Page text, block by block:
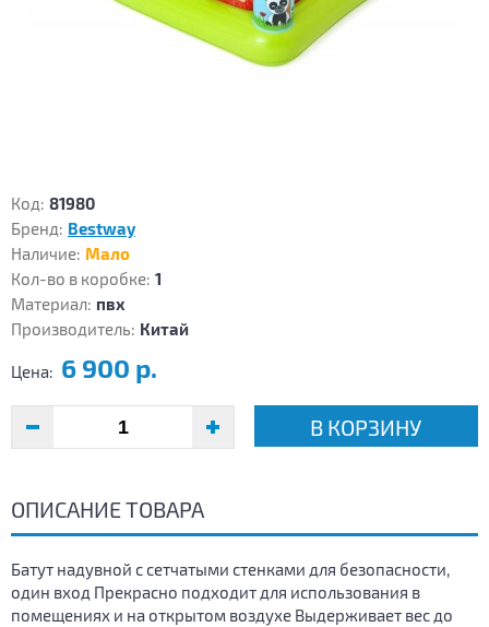
Код: 81980
Бренд: Bestway
Наличие: Мало
Кол-во в коробке: 1
Материал: пвх
Производитель: Китай
Цена: 6 900 р.
В КОРЗИНУ
ОПИСАНИЕ ТОВАРА
Батут надувной с сетчатыми стенками для безопасности,
один вход Прекрасно подходит для использования в
помещениях и на открытом воздухе Выдерживает вес до